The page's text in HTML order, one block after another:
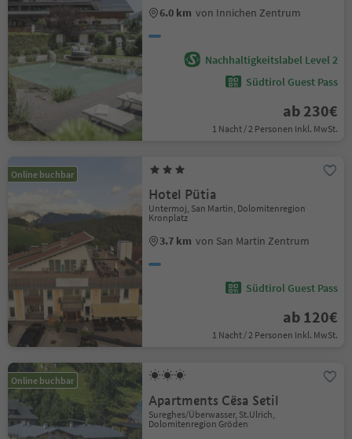
6.0 km von Innichen Zentrum
Nachhaltigkeitslabel Level 2
Südtirol Guest Pass
ab 230€
1 Nacht / 2 Personen Inkl. MwSt.
Online buchbar
Hotel Pütia
Untermoj, San Martin, Dolomitenregion
Kronplatz
3.7 km von San Martin Zentrum
Südtirol Guest Pass
ab 120€
1 Nacht / 2 Personen Inkl. MwSt.
Online buchbar
Apartments Cësa Setil
Sureghes/Überwasser, St.Ulrich,
Dolomitenregion Gröden